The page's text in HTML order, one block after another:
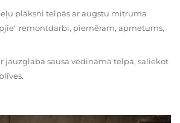
plāksni telpās ar augstu mitruma
remontdarbi, piemēram, apmetums,
jāuzglabā sausā vēdināmā telpā, saliekot